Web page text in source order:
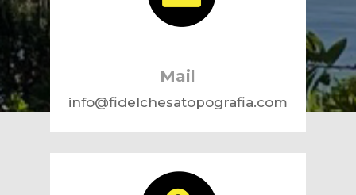
Mail
info@fidelchesatopografia.com